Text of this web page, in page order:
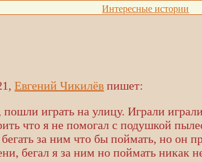
Интересные истории
Евгений Чикилёв пишет:
играть на улицу. Играли
что я не помогал с подушкой
за ним что бы поймать, но он
бегал я за ним но поймать никак